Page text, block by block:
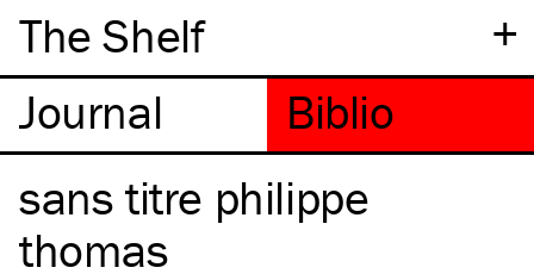
+
The Shelf
sans titre philippe
thomas